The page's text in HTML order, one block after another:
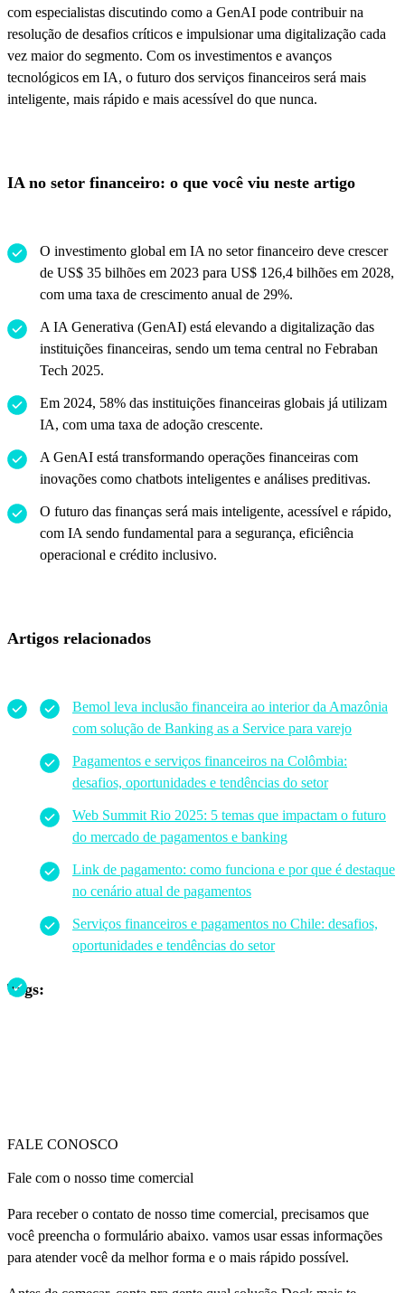
com especialistas discutindo como a GenAI pode contribuir na
resolução de desafios críticos e impulsionar uma digitalização cada
vez maior do segmento. Com os investimentos e avanços
tecnológicos em IA, o futuro dos serviços financeiros será mais
inteligente, mais rápido e mais acessível do que nunca.
IA no setor financeiro: o que você viu neste artigo
O investimento global em IA no setor financeiro deve crescer
de US$ 35 bilhões em 2023 para US$ 126,4 bilhões em 2028,
com uma taxa de crescimento anual de 29%.
A IA Generativa (GenAI) está elevando a digitalização das
instituições financeiras, sendo um tema central no Febraban
Tech 2025.
Em 2024, 58% das instituições financeiras globais já utilizam
IA, com uma taxa de adoção crescente.
A GenAI está transformando operações financeiras com
inovações como chatbots inteligentes e análises preditivas.
O futuro das finanças será mais inteligente, acessível e rápido,
com IA sendo fundamental para a segurança, eficiência
operacional e crédito inclusivo.
Artigos relacionados
Bemol leva inclusão financeira ao interior da Amazônia
com solução de Banking as a Service para varejo
Pagamentos e serviços financeiros na Colômbia:
desafios, oportunidades e tendências do setor
Web Summit Rio 2025: 5 temas que impactam o futuro
do mercado de pagamentos e banking
Link de pagamento: como funciona e por que é destaque
no cenário atual de pagamentos
Serviços financeiros e pagamentos no Chile: desafios,
oportunidades e tendências do setor
Tags:
FALE CONOSCO
Fale com o nosso time comercial
Para receber o contato de nosso time comercial, precisamos que
você preencha o formulário abaixo. vamos usar essas informações
para atender você da melhor forma e o mais rápido possível.